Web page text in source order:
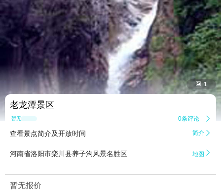
 1
老龙潭景区
暂无点评 0条评论 
查看景点简介及开放时间 简介 
河南省洛阳市栾川县养子沟风景名胜区 地图 
暂无报价